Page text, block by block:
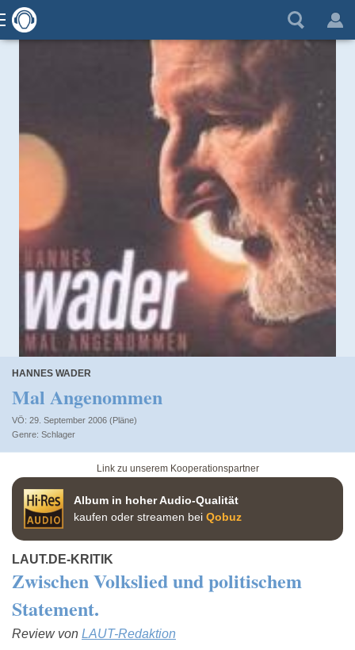
HANNES WADER
Mal Angenommen
VÖ: 29. September 2006 (Pläne)
Schlager
Link zu unserem Kooperationspartner
Album in hoher Audio-Qualität
kaufen oder streamen bei Qobuz
LAUT.DE-KRITIK
Zwischen Volkslied und politischem
Statement.
Review von LAUT-Redaktion